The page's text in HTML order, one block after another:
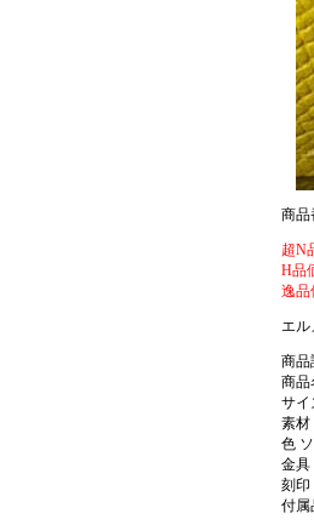
商品
超N
H品
逸品
エル
商品
商品
サイ
素材
色
金具
刻印
付属